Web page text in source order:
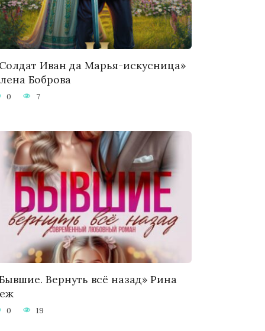
Иван да Марья-искусница»
Боброва
0 7
Вернуть всё назад» Рина
0 19